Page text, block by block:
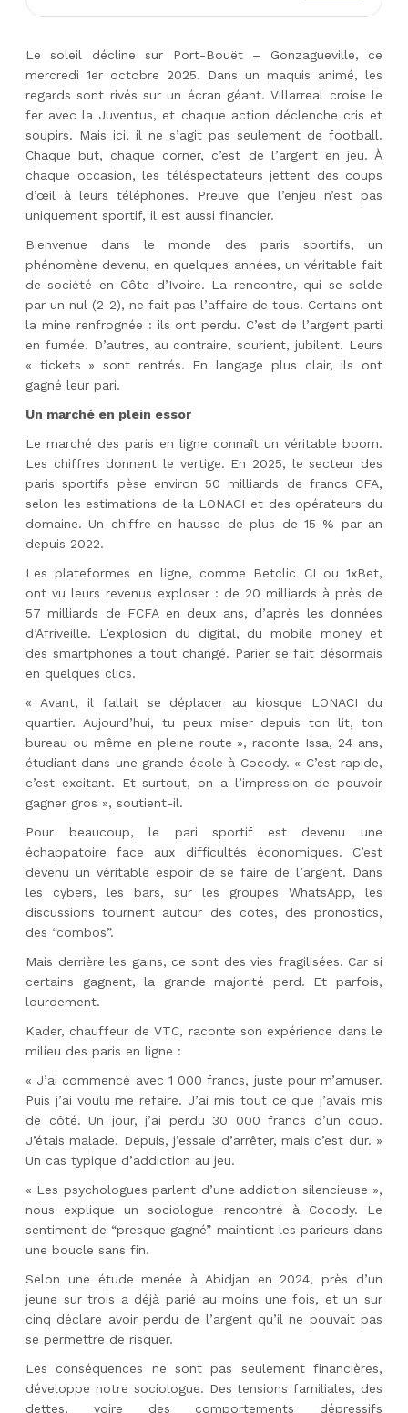
Le soleil décline sur Port-Bouët – Gonzagueville, ce
mercredi 1er octobre 2025. Dans un maquis animé, les
regards sont rivés sur un écran géant. Villarreal croise le
fer avec la Juventus, et chaque action déclenche cris et
soupirs. Mais ici, il ne s’agit pas seulement de football.
Chaque but, chaque corner, c’est de l’argent en jeu. À
chaque occasion, les téléspectateurs jettent des coups
d’œil à leurs téléphones. Preuve que l’enjeu n’est pas
uniquement sportif, il est aussi financier.
Bienvenue dans le monde des paris sportifs, un
phénomène devenu, en quelques années, un véritable fait
de société en Côte d’Ivoire. La rencontre, qui se solde
par un nul (2-2), ne fait pas l’affaire de tous. Certains ont
la mine renfrognée : ils ont perdu. C’est de l’argent parti
en fumée. D’autres, au contraire, sourient, jubilent. Leurs
« tickets » sont rentrés. En langage plus clair, ils ont
gagné leur pari.
Un marché en plein essor
Le marché des paris en ligne connaît un véritable boom.
Les chiffres donnent le vertige. En 2025, le secteur des
paris sportifs pèse environ 50 milliards de francs CFA,
selon les estimations de la LONACI et des opérateurs du
domaine. Un chiffre en hausse de plus de 15 % par an
depuis 2022.
Les plateformes en ligne, comme Betclic CI ou 1xBet,
ont vu leurs revenus exploser : de 20 milliards à près de
57 milliards de FCFA en deux ans, d’après les données
d’Afriveille. L’explosion du digital, du mobile money et
des smartphones a tout changé. Parier se fait désormais
en quelques clics.
« Avant, il fallait se déplacer au kiosque LONACI du
quartier. Aujourd’hui, tu peux miser depuis ton lit, ton
bureau ou même en pleine route », raconte Issa, 24 ans,
étudiant dans une grande école à Cocody. « C’est rapide,
c’est excitant. Et surtout, on a l’impression de pouvoir
gagner gros », soutient-il.
Pour beaucoup, le pari sportif est devenu une
échappatoire face aux difficultés économiques. C’est
devenu un véritable espoir de se faire de l’argent. Dans
les cybers, les bars, sur les groupes WhatsApp, les
discussions tournent autour des cotes, des pronostics,
des “combos”.
Mais derrière les gains, ce sont des vies fragilisées. Car si
certains gagnent, la grande majorité perd. Et parfois,
lourdement.
Kader, chauffeur de VTC, raconte son expérience dans le
milieu des paris en ligne :
« J’ai commencé avec 1 000 francs, juste pour m’amuser.
Puis j’ai voulu me refaire. J’ai mis tout ce que j’avais mis
de côté. Un jour, j’ai perdu 30 000 francs d’un coup.
J’étais malade. Depuis, j’essaie d’arrêter, mais c’est dur. »
Un cas typique d’addiction au jeu.
« Les psychologues parlent d’une addiction silencieuse »,
nous explique un sociologue rencontré à Cocody. Le
sentiment de “presque gagné” maintient les parieurs dans
une boucle sans fin.
Selon une étude menée à Abidjan en 2024, près d’un
jeune sur trois a déjà parié au moins une fois, et un sur
cinq déclare avoir perdu de l’argent qu’il ne pouvait pas
se permettre de risquer.
Les conséquences ne sont pas seulement financières,
développe notre sociologue. Des tensions familiales, des
dettes, voire des comportements dépressifs